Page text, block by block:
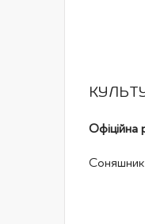
Офіційна
Соняшник